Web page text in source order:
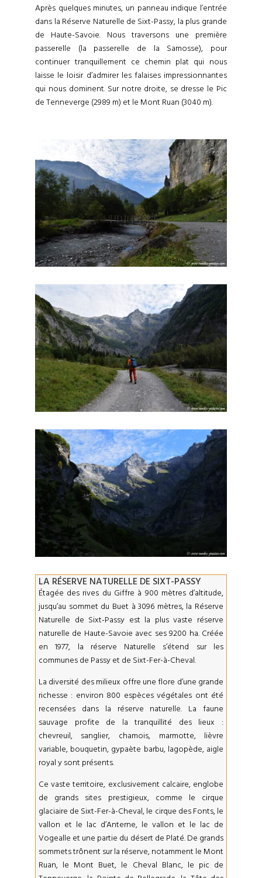
Après quelques minutes, un panneau indique l’entrée
dans la Réserve Naturelle de Sixt-Passy, la plus grande
de Haute-Savoie. Nous traversons une première
passerelle (la passerelle de la Samosse), pour
continuer tranquillement ce chemin plat qui nous
laisse le loisir d’admirer les falaises impressionnantes
qui nous dominent. Sur notre droite, se dresse le Pic
de Tenneverge (2989 m) et le Mont Ruan (3040 m).
LA RÉSERVE NATURELLE DE SIXT-PASSY
Étagée des rives du Giffre à 900 mètres d’altitude,
jusqu’au sommet du Buet à 3096 mètres, la Réserve
Naturelle de Sixt-Passy est la plus vaste réserve
naturelle de Haute-Savoie avec ses 9200 ha. Créée
en 1977, la réserve Naturelle s’étend sur les
communes de Passy et de Sixt-Fer-à-Cheval.
La diversité des milieux offre une flore d’une grande
richesse : environ 800 espèces végétales ont été
recensées dans la réserve naturelle. La faune
sauvage profite de la tranquillité des lieux :
chevreuil, sanglier, chamois, marmotte, lièvre
variable, bouquetin, gypaète barbu, lagopède, aigle
royal y sont présents.
Ce vaste territoire, exclusivement calcaire, englobe
de grands sites prestigieux, comme le cirque
glaciaire de Sixt-Fer-à-Cheval, le cirque des Fonts, le
vallon et le lac d’Anterne, le vallon et le lac de
Vogealle et une partie du désert de Platé. De grands
sommets trônent sur la réserve, notamment le Mont
Ruan, le Mont Buet, le Cheval Blanc, le pic de